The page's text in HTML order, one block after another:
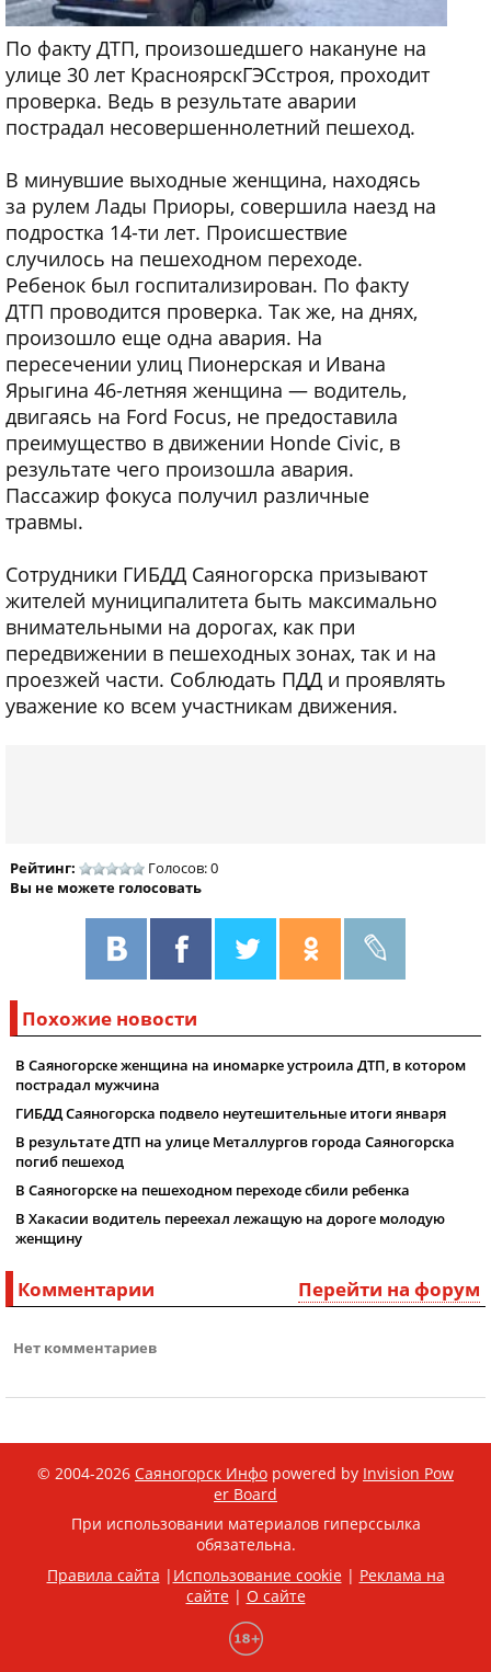
По факту ДТП, произошедшего накануне на
улице 30 лет КрасноярскГЭСстроя, проходит
проверка. Ведь в результате аварии
пострадал несовершеннолетний пешеход.
В минувшие выходные женщина, находясь
за рулем Лады Приоры, совершила наезд на
подростка 14-ти лет. Происшествие
случилось на пешеходном переходе.
Ребенок был госпитализирован. По факту
ДТП проводится проверка. Так же, на днях,
произошло еще одна авария. На
пересечении улиц Пионерская и Ивана
Ярыгина 46-летняя женщина — водитель,
двигаясь на Ford Focus, не предоставила
преимущество в движении Hondе Civic, в
результате чего произошла авария.
Пассажир фокуса получил различные
травмы.
Сотрудники ГИБДД Саяногорска призывают
жителей муниципалитета быть максимально
внимательными на дорогах, как при
передвижении в пешеходных зонах, так и на
проезжей части. Соблюдать ПДД и проявлять
уважение ко всем участникам движения.
Рейтинг:
Голосов: 0
Вы не можете голосовать
Похожие новости
В Саяногорске женщина на иномарке устроила ДТП, в котором
пострадал мужчина
ГИБДД Саяногорска подвело неутешительные итоги января
В результате ДТП на улице Металлургов города Саяногорска
погиб пешеход
В Саяногорске на пешеходном переходе сбили ребенка
В Хакасии водитель переехал лежащую на дороге молодую
женщину
Перейти на форум
Комментарии
Нет комментариев
© 2004-2026 Саяногорск Инфо powered by Invision Pow
er Board
При использовании материалов гиперссылка
обязательна.
Правила сайта | Использование cookie| Реклама на
сайте| О сайте